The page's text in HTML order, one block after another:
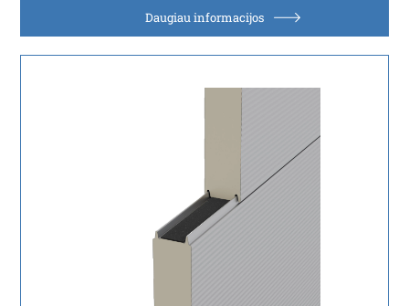
Daugiau informacijos